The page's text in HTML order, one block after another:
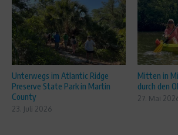
Unterwegs im Atlantic Ridge
Preserve State Park in Martin
County
23. Juli 2026
Mitten in
durch den
27. Mai